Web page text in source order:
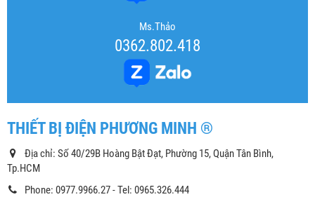
Ms.Thảo
0362.802.418
THIẾT BỊ ĐIỆN PHƯƠNG MINH ®
Địa chỉ: Số 40/29B Hoàng Bật Đạt, Phường 15, Quận Tân Bình,
Tp.HCM
Phone: 0977.9966.27 - Tel: 0965.326.444